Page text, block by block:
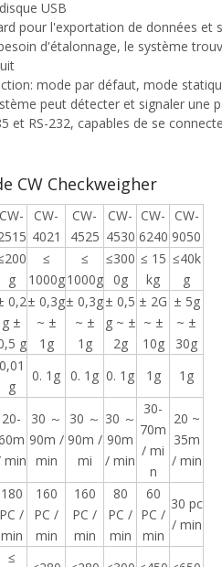
USB
pour l'exportation de données et
d'étalonnage, le système
mode par défaut,
peut détecter et signaler
et RS-232, capables de se
CW Checkweigher
CW-
CW-
4021
CW-
4525
CW-
4530
CW-
6240
CW-
9050
g
≤
1000g
≤
1000g
≤300
0g
≤ 15
kg
≤40k
g
0,2
g ±
g
± 0,3g
~ ±
1g
± 0,3g
~ ±
1g
± 0,5
g ~ ±
2g
± 2G
~ ±
10g
± 5g
~ ±
30g
0,01
g
0. 1g 0. 1g 0. 1g 1g 1g
20-
min
30 ～
90m /
min
30 ～
90m /
mi
30 ～
90m
/ min
30-
70m
/ mi
n
20 ~
35m
/ min
180
PC /
min
160
PC /
min
160
PC /
min
80
PC /
min
60
PC /
min
30 pc
/ min
≤